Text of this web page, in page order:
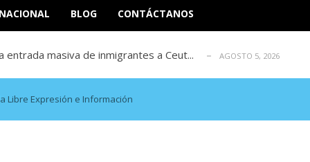
BLOG CONTÁCTANOS
según ONG AGOSTO 5, 2026
entrada masiva de inmigrantes a Ceut...
La tragedia de Venezuela no admi... AGOSTO 5, 2026
I por la libertad inmediata de l... AGOSTO 5, 2026
revisión de su solicitud de l...
según ONG AGOSTO 5, 2026
Libre Expresión e Información